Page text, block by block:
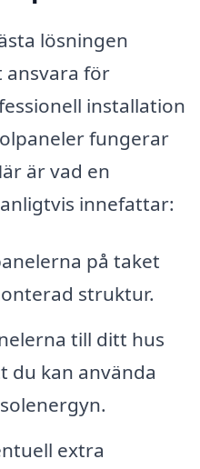
lösningen
för
installation
fungerar
är vad en
innefattar:
på taket
struktur.
till ditt hus
du kan använda
extra